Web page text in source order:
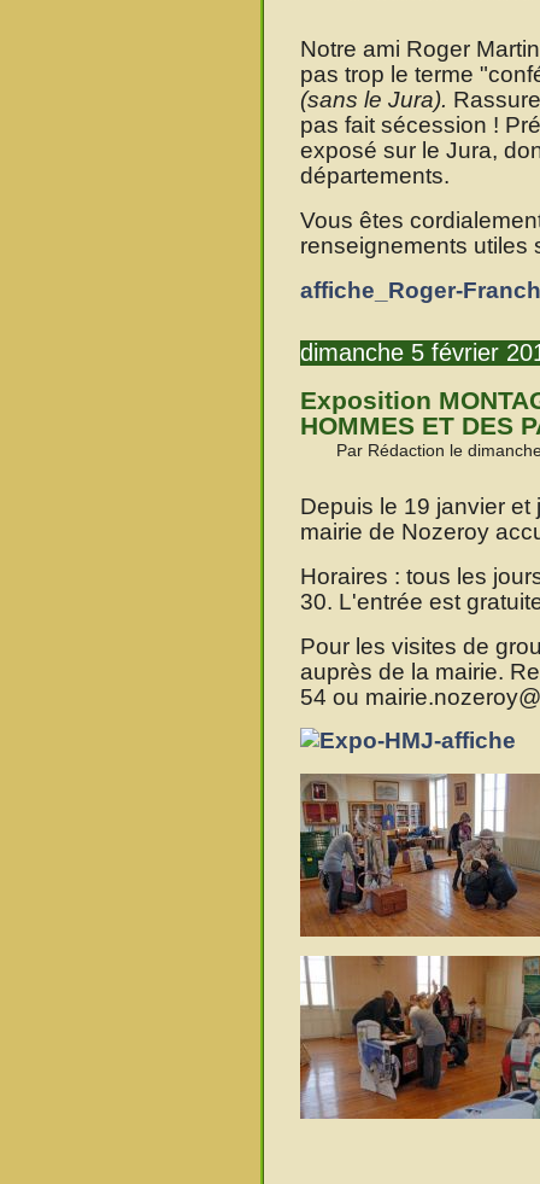
Notre ami Roger
pas trop le terme
(sans le Jura).
pas fait sécession !
exposé sur le Jura,
départements.
Vous êtes
renseignements utiles
affiche_Roger-
dimanche 5 février
Exposition
HOMMES ET DES
Par Rédaction le
Depuis le 19 janvier
mairie de Nozeroy
Horaires : tous les
30. L'entrée est
Pour les visites de
auprès de la mairie.
54 ou